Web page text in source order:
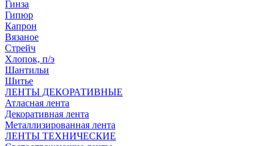
Гинза
Гипюр
Капрон
Вязаное
Стрейч
Хлопок, п/э
Шантильи
Шитье
ЛЕНТЫ ДЕКОРАТИВНЫЕ
Атласная лента
Декоративная лента
Металлизированная лента
ЛЕНТЫ ТЕХНИЧЕСКИЕ